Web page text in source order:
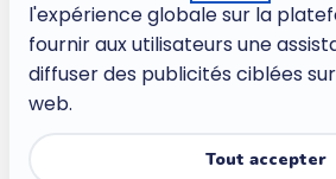
l'expérience globale sur la
fournir aux utilisateurs une
diffuser des publicités ciblées
web.
Tout accepter
Entreprise
Carrières
Conditions d'utilisation
Politique de confidentialité pour les